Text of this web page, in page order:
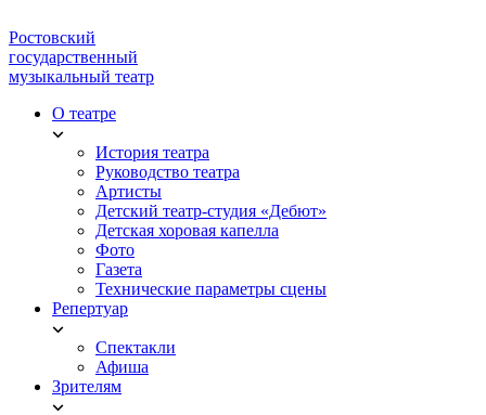
Ростовский
государственный
музыкальный театр
О театре
История театра
Руководство театра
Артисты
Детский театр-студия «Дебют»
Детская хоровая капелла
Фото
Газета
Технические параметры сцены
Репертуар
Спектакли
Афиша
Зрителям